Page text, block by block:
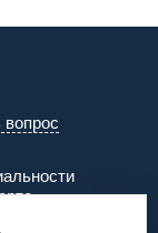
вопрос